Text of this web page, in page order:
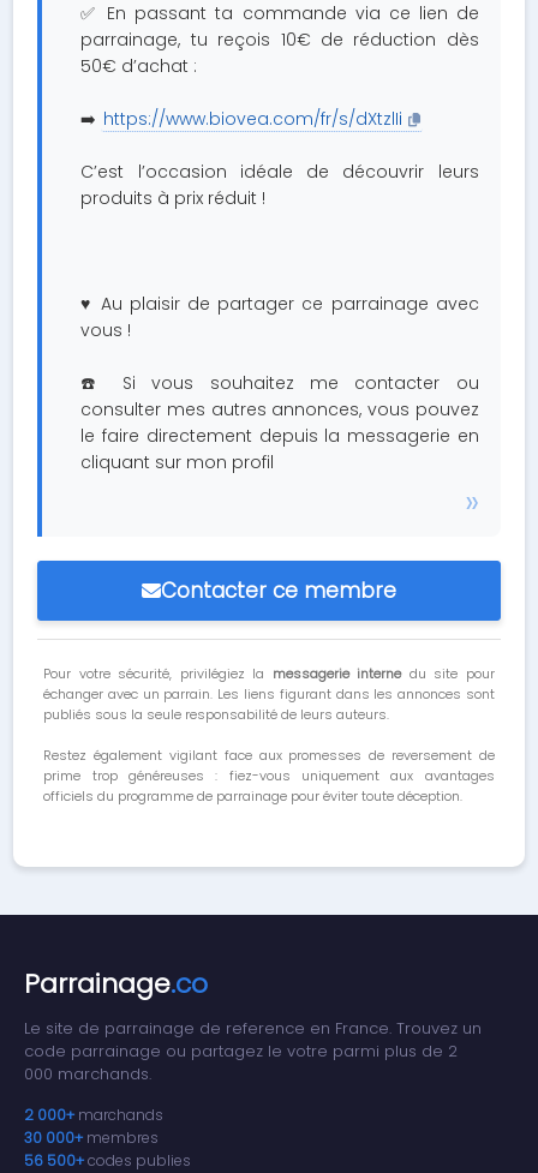
✅ En passant ta commande via ce lien de
parrainage, tu reçois 10€ de réduction dès
50€ d’achat :
➡️ https://www.biovea.com/fr/s/dXtzlIi
C’est l’occasion idéale de découvrir leurs
produits à prix réduit !
♥️ Au plaisir de partager ce parrainage avec
vous !
☎️ Si vous souhaitez me contacter ou
consulter mes autres annonces, vous pouvez
le faire directement depuis la messagerie en
cliquant sur mon profil
Contacter ce membre
Pour votre sécurité, privilégiez la messagerie internedu site pour
échanger avec un parrain. Les liens figurant dans les annonces sont
publiés sous la seule responsabilité de leurs auteurs.
Restez également vigilant face aux promesses de reversement de
prime trop généreuses : fiez-vous uniquement aux avantages
officiels du programme de parrainage pour éviter toute déception.
Parrainage.co
Le site de parrainage de reference en France. Trouvez un
code parrainage ou partagez le votre parmi plus de 2
000 marchands.
2 000+ marchands
30 000+ membres
56 500+codes publies